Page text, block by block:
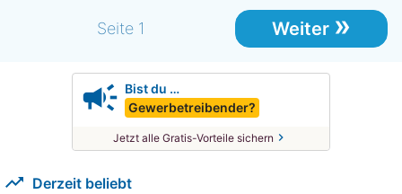
Seite 1 Weiter »
campaign Bist du …
Gewerbetreibender?
Jetzt alle Gratis-Vorteile sichern chevron_right
trending_up Derzeit beliebt